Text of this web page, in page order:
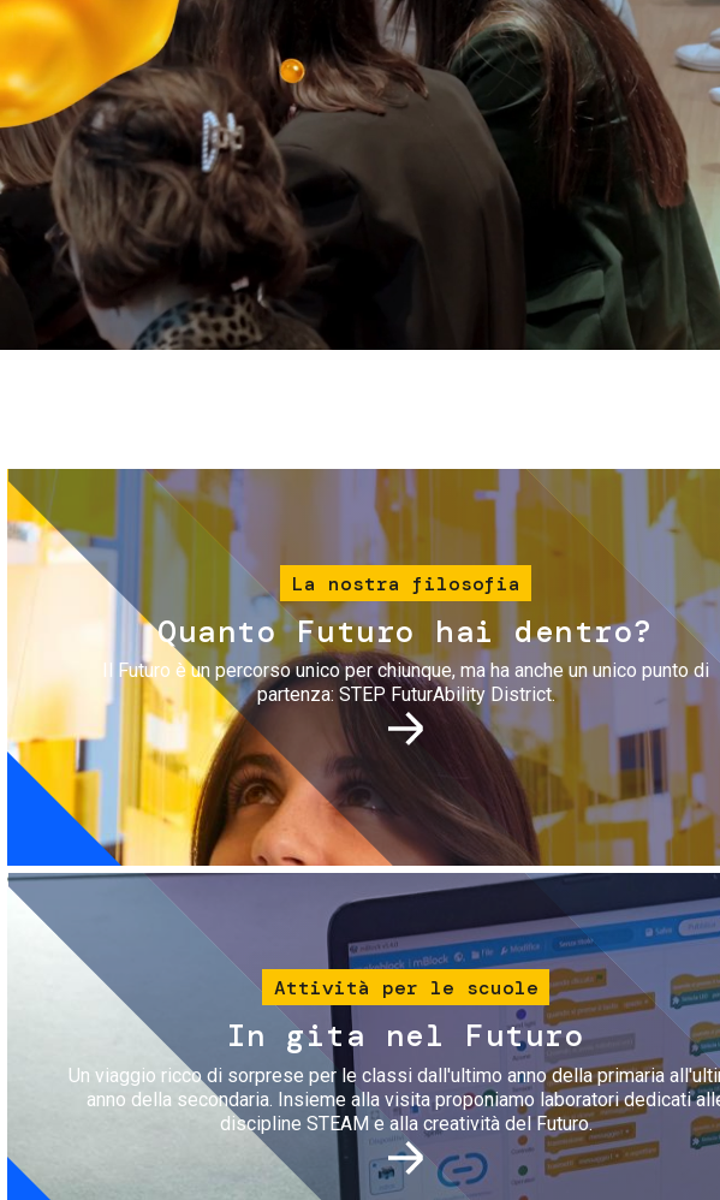
Immagine
La nostra filosofia
Quanto Futuro hai dentro?
Il Futuro è un percorso unico per chiunque, ma ha anche un unico punto di
partenza: STEP FuturAbility District.
Immagine
Attività per le scuole
In gita nel Futuro
Un viaggio ricco di sorprese per le classi dall'ultimo anno della primaria
anno della secondaria. Insieme alla visita proponiamo laboratori dedicati
discipline STEAM e alla creatività del Futuro.